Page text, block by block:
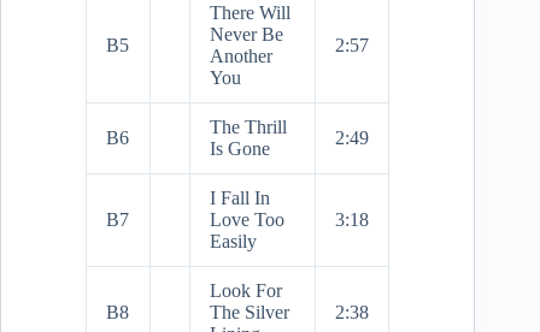
B5
There Will
Never Be
Another
You
2:57
B6
The Thrill
Is Gone
2:49
B7
I Fall In
Love Too
Easily
3:18
B8
Look For
The Silver
2:38